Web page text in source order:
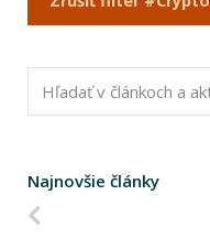
Najnovšie články